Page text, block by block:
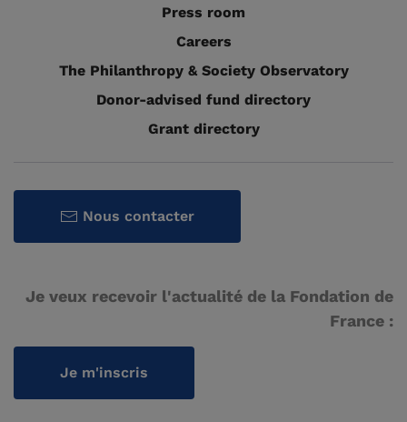
Press room
Careers
The Philanthropy & Society Observatory
Donor-advised fund directory
Grant directory
Nous contacter
Je veux recevoir l'actualité de la Fondation de
France :
Je m'inscris